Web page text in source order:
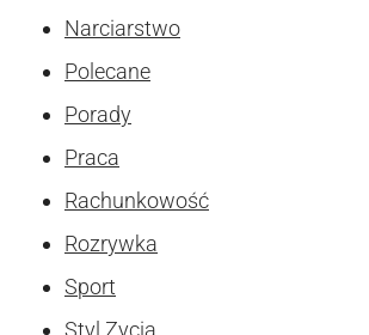
Narciarstwo
Polecane
Porady
Praca
Rachunkowość
Rozrywka
Sport